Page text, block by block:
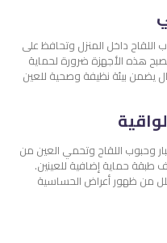
اللقاح داخل المنزل وتحافظ على
هذه الأجهزة ضرورة لحماية
يضمن بيئة نظيفة وصحية للعين
وحبوب اللقاح وتحمي العين من
طبقة حماية إضافية للعينين.
من ظهور أعراض الحساسية